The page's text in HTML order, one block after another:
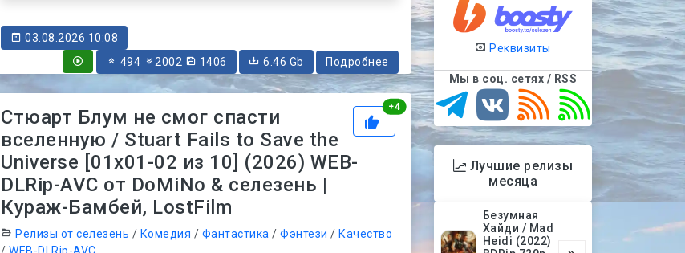
03.08.2026 10:08
494
2002 1406 6.46 Gb Подробнее
+4Рейтинг
Стюарт Блум не смог спасти
вселенную / Stuart Fails to Save the
Universe [01x01-02 из 10] (2026) WEB-
DLRip-AVC от DoMiNo & селезень |
Кураж-Бамбей, LostFilm
Релизы от селезень / Комедия / Фантастика /Фэнтези /Качество
/WEB-DLRip-AVC
Реквизиты
Мы в соц. сетях / RSS
Лучшие релизы
месяца
Безумная
Хайди / Mad
Heidi (2022)